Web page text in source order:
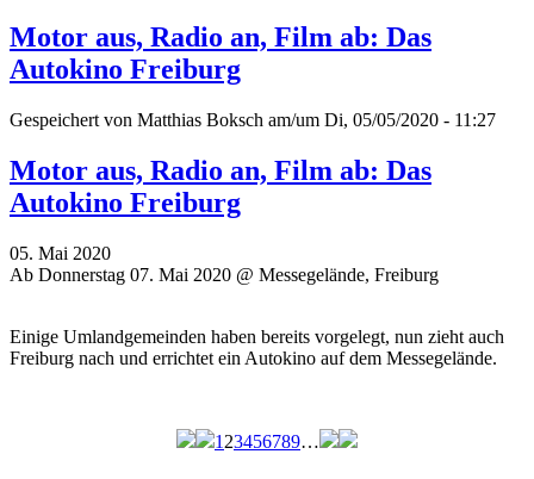
Motor aus, Radio an, Film ab: Das
Autokino Freiburg
Gespeichert von Matthias Boksch am/um Di, 05/05/2020 - 11:27
Motor aus, Radio an, Film ab: Das
Autokino Freiburg
05. Mai 2020
Ab Donnerstag 07. Mai 2020 @ Messegelände, Freiburg
Einige Umlandgemeinden haben bereits vorgelegt, nun zieht auch
Freiburg nach und errichtet ein Autokino auf dem Messegelände.
1 23456789…